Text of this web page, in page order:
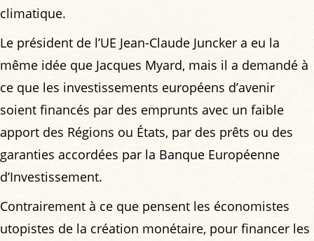
climatique.
Le président de l’UE Jean-Claude Juncker a eu la
même idée que Jacques Myard, mais il a demandé à
ce que les investissements européens d’avenir
soient financés par des emprunts avec un faible
apport des Régions ou États, par des prêts ou des
garanties accordées par la Banque Européenne
d’Investissement.
Contrairement à ce que pensent les économistes
utopistes de la création monétaire, pour financer les